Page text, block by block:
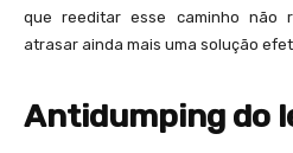
que reeditar esse caminho não
atrasar ainda mais uma solução
Antidumping do